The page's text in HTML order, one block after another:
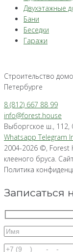
Двухэтажные
Бани
Беседки
Гаражи
Строительство
Петербурге
8 (812) 667 88 99
info@forest.house
Выборгское ш., 112,
Whatsapp Telegram
2004-2026 ©, Forest
клееного бруса.
Политика
Записаться